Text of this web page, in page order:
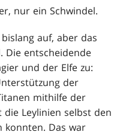
nur ein Schwindel.
auf, aber das
Die entscheidende
und der Elfe zu:
der
mithilfe der
Leylinien selbst den
konnten. Das war